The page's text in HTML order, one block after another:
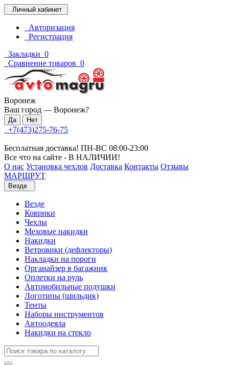
Личный кабинет
Авторизация
Регистрация
Закладки 0
Сравнение товаров 0
Воронеж
Ваш город — Воронеж?
+7(473)275-76-75
Бесплатная доставка! ПН-ВС 08:00-23:00
Все что на сайте - В НАЛИЧИИ!
О нас Установка чехлов Доставка Контакты Отзывы
МАРШРУТ
Везде
Везде
Коврики
Чехлы
Меховые накидки
Накидки
Ветровики (дефлекторы)
Накладки на пороги
Органайзер в багажник
Оплетки на руль
Автомобильные подушки
Логотипы (шильдик)
Тенты
Наборы инструментов
Автоодеяла
Накидки на стекло